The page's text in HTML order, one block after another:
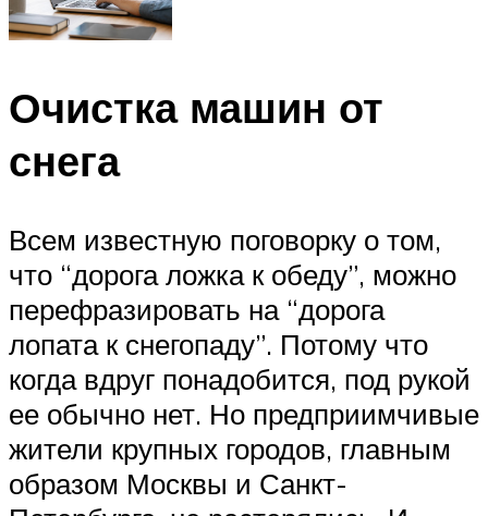
Очистка машин от
снега
Всем известную поговорку о том,
что “дорога ложка к обеду”, можно
перефразировать на “дорога
лопата к снегопаду”. Потому что
когда вдруг понадобится, под рукой
ее обычно нет. Но предприимчивые
жители крупных городов, главным
образом Москвы и Санкт-